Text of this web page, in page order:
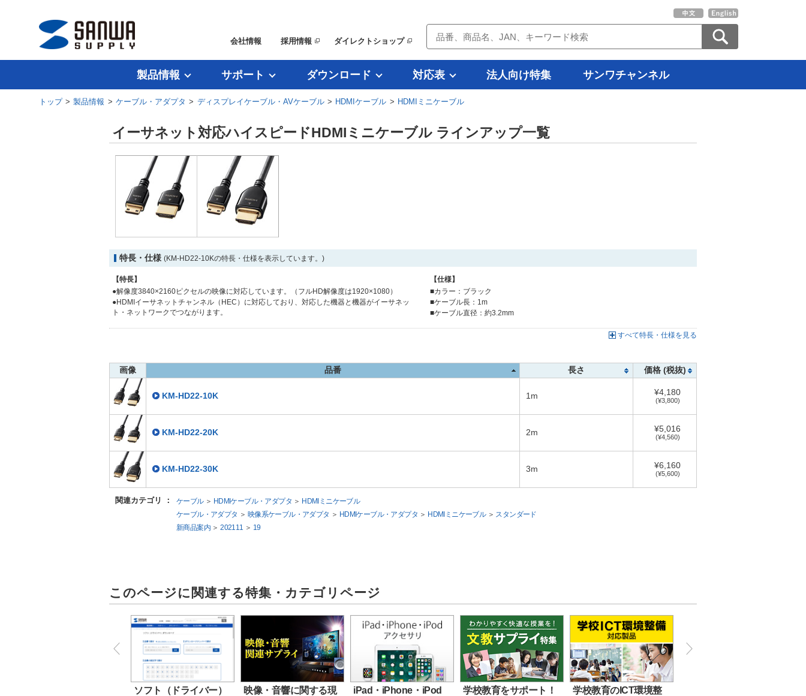
会社情報 採用情報 ダイレクトショップ
製品情報 サポート ダウンロード 対応表 法人向け特集 サンワチャンネル
トップ>製品情報 > ケーブル・アダプタ > ディスプレイケーブル・AVケーブル> HDMIケーブル > HDMIミニケーブル
イーサネット対応ハイスピードHDMIミニケーブル ラインアップ一覧
特長・仕様 (KM-HD22-10Kの特長・仕様を表示しています。)
【特長】
●解像度3840×2160ピクセルの映像に対応しています。（フルHD解像度は1920×1080）
●HDMIイーサネットチャンネル（HEC）に対応しており、対応した機器と機器がイーサネッ
ト・ネットワークでつながります。
【仕様】
■カラー： ブラック
■ケーブル長： 1m
■ケーブル直径： 約3.2mm
すべて特長・仕様を見る
画像 品番 長さ 価格 (税抜)
KM-HD22-10K 1m ¥4,180
(¥3,800)
KM-HD22-20K 2m ¥5,016
(¥4,560)
KM-HD22-30K 3m ¥6,160
(¥5,600)
関連カテゴリ ： ケーブル＞ HDMIケーブル・アダプタ ＞ HDMIミニケーブル
ケーブル・アダプタ ＞ 映像系ケーブル・アダプタ ＞ HDMIケーブル・アダプタ ＞ HDMIミニケーブル＞ スタンダード
新商品案内 ＞202111 ＞ 19
このページに関連する特集・カテゴリページ
ソフト（ドライバー）
映像・音響に関する現
iPad・iPhone・iPod
学校教育をサポート！
学校教育のICT環境整